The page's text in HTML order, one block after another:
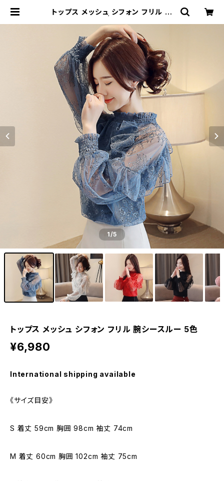
トップス メッシュ シフォン フリル 腕
荷勢揃い！全品送料無料です♪
1/5
トップス メッシュ シフォン フリル 腕シースルー 5色
¥6,980
International shipping available
《サイズ目安》
S 着丈 59cm 胸囲 98cm 袖丈 74cm
M 着丈 60cm 胸囲 102cm 袖丈 75cm